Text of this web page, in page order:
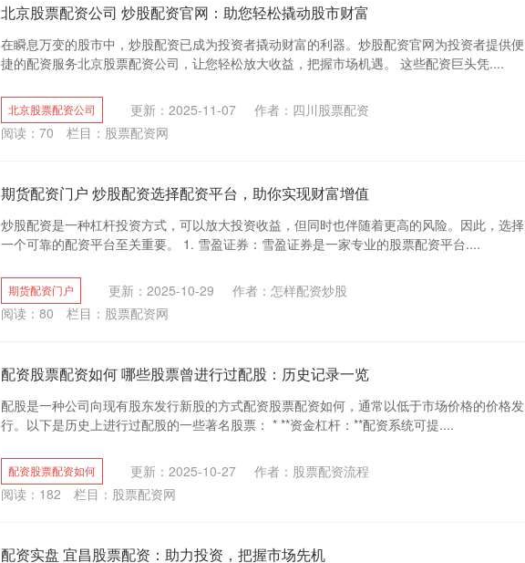
北京股票配资公司 炒股配资官网：助您轻松撬动股市财富
在瞬息万变的股市中，炒股配资已成为投资者撬动财富的利器。炒股配资官网为投资者提供便
捷的配资服务北京股票配资公司，让您轻松放大收益，把握市场机遇。 这些配资巨头凭....
北京股票配资公司 更新：2025-11-07
作者：四川股票配资
阅读： 70 栏目： 股票配资网
期货配资门户 炒股配资选择配资平台，助你实现财富增值
炒股配资是一种杠杆投资方式，可以放大投资收益，但同时也伴随着更高的风险。因此，选择
一个可靠的配资平台至关重要。 1. 雪盈证券：雪盈证券是一家专业的股票配资平台....
期货配资门户 更新：2025-10-29
作者：怎样配资炒股
阅读： 80 栏目： 股票配资网
配资股票配资如何 哪些股票曾进行过配股：历史记录一览
配股是一种公司向现有股东发行新股的方式配资股票配资如何，通常以低于市场价格的价格发
行。以下是历史上进行过配股的一些著名股票： * **资金杠杆：**配资系统可提....
配资股票配资如何 更新：2025-10-27
作者：股票配资流程
阅读： 182 栏目： 股票配资网
配资实盘 宜昌股票配资：助力投资，把握市场先机